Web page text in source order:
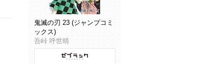
鬼滅の刃 23 (ジャンプコミ
ックス)
吾峠 呼世晴